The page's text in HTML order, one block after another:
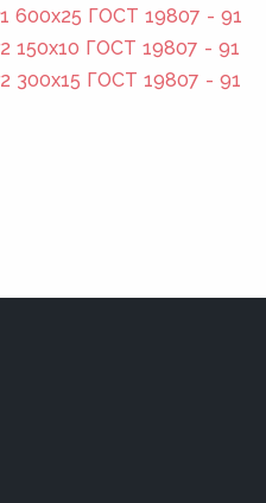
600x25 ГОСТ 19807 - 91
150x10 ГОСТ 19807 - 91
300x15 ГОСТ 19807 - 91